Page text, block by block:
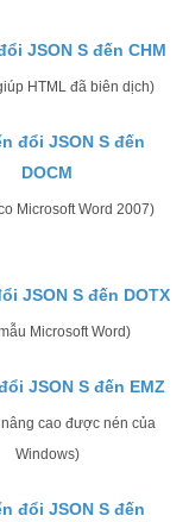
JSON S đến CHM
HTML đã biên dịch)
đổi JSON S đến
DOCM
Microsoft Word 2007)
JSON S đến DOTX
Microsoft Word)
JSON S đến EMZ
cao được nén của
Windows)
đổi JSON S đến